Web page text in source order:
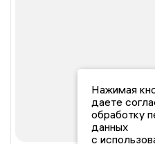
Нажимая
даете
обработку
данных
с